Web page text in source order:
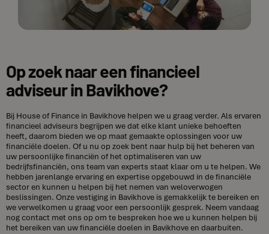
Op zoek naar een financieel
adviseur in Bavikhove?
Bij House of Finance in Bavikhove helpen we u graag verder. Als ervaren
financieel adviseurs begrijpen we dat elke klant unieke behoeften
heeft, daarom bieden we op maat gemaakte oplossingen voor uw
financiële doelen. Of u nu op zoek bent naar hulp bij het beheren van
uw persoonlijke financiën of het optimaliseren van uw
bedrijfsfinanciën, ons team van experts staat klaar om u te helpen. We
hebben jarenlange ervaring en expertise opgebouwd in de financiële
sector en kunnen u helpen bij het nemen van weloverwogen
beslissingen. Onze vestiging in Bavikhove is gemakkelijk te bereiken en
we verwelkomen u graag voor een persoonlijk gesprek. Neem vandaag
nog contact met ons op om te bespreken hoe we u kunnen helpen bij
het bereiken van uw financiële doelen in Bavikhove en daarbuiten.